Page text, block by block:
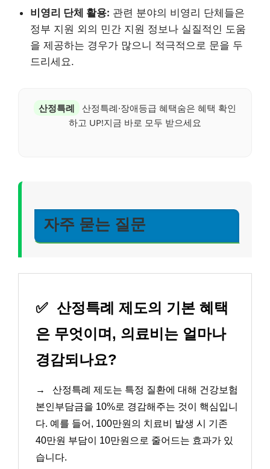
비영리 단체 활용: 관련 분야의 비영리 단체들은
정부 지원 외의 민간 지원 정보나 실질적인 도움
을 제공하는 경우가 많으니 적극적으로 문을 두
드리세요.
산정특례
산정특례·장애등급 혜택숨은 혜택 확인
하고 UP!지금 바로 모두 받으세요
자주 묻는 질문
✅ 산정특례 제도의 기본 혜택
은 무엇이며, 의료비는 얼마나
경감되나요?
→
산정특례 제도는 특정 질환에 대해 건강보험
본인부담금을 10%로 경감해주는 것이 핵심입니
다. 예를 들어, 100만원의 치료비 발생 시 기존
40만원 부담이 10만원으로 줄어드는 효과가 있
습니다.